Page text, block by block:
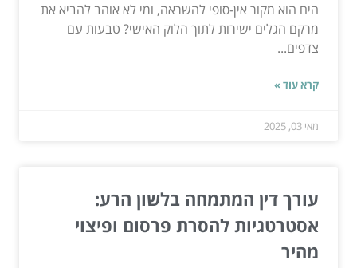
הים הוא מקור אין-סופי להשראה, ומי לא אוהב להביא את
מרקם הגלים ישירות לתוך הלוק האישי? טבעות עם
צדפים...
קרא עוד »
מאי 03, 2025
עורך דין המתמחה בלשון הרע:
אסטרטגיות להסרת פרסום ופיצוי
מהיר